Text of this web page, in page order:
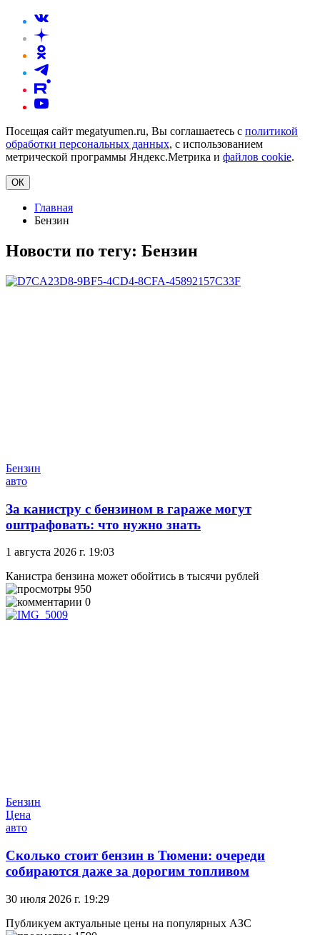
Посещая сайт megatyumen.ru, Вы соглашаетесь с политикой
обработки персональных данных, с использованием
метрической программы Яндекс.Метрика и файлов cookie.
ОК
Главная
Бензин
Новости по тегу: Бензин
Бензин
авто
За канистру с бензином в гараже могут
оштрафовать: что нужно знать
1 августа 2026 г. 19:03
Канистра бензина может обойтись в тысячи рублей
950
0
Бензин
Цена
авто
Сколько стоит бензин в Тюмени: очереди
собираются даже за дорогим топливом
30 июля 2026 г. 19:29
Публикуем актуальные цены на популярных АЗС